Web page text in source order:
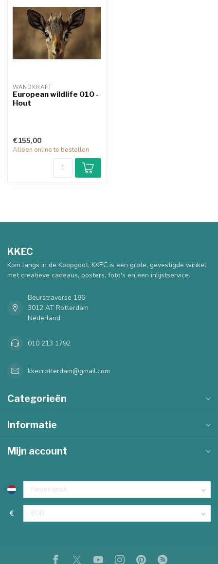
WANDKRAFT
European wildlife 010 -
Hout
€155,00
Alleen online te bestellen
KKEC
Kom langs in de Koopgoot. KKEC is een grote, gevestigde winkel
met creatieve cadeaus, posters, foto's en een inlijstservice.
Beurstraverse 186
3012 AT Rotterdam
Nederland
010 213 1792
kkecrotterdam@gmail.com
Categorieën
Informatie
Mijn account
€